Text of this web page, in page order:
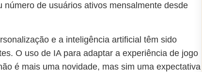
número de usuários ativos mensalmente desde
e a inteligência artificial têm sido
O uso de IA para adaptar a experiência de jogo
é mais uma novidade, mas sim uma expectativa